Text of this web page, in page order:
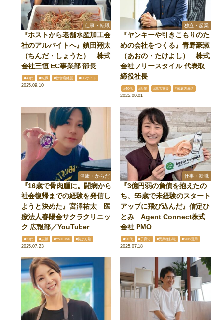
仕事・転職
『ホストから老舗水産加工会
社のアルバイトへ』鎮田翔太
（ちんだ・しょうた） 株式
会社三恒 EC事業部 部長
#40代 #転職 #飲食店経営 #ECサイト
2025.09.10
独立・起業
『ヤンキーや引きこもりのた
めの会社をつくる』青野豪淑
（あおの・たけよし） 株式
会社フリースタイル 代表取
締役社長
#40代 #起業 #就労支援 #家庭内暴力
2025.09.01
健康・からだ
『16歳で骨肉腫に。闘病から
社会復帰までの経験を発信し
ようと決めた』宮澤祐太 医
療法人春陽会サクラクリニッ
ク 広報部／YouTuber
#20代 #広報 #YouTube #抗がん剤
2025.07.23
仕事・転職
『3億円弱の負債を抱えたの
ち、55歳で未経験のスタート
アップに飛び込んだ』信定ひ
とみ Agent Connect株式
会社 PMO
#50代 #子育て #異業種転職 #SNS運用
2025.07.18